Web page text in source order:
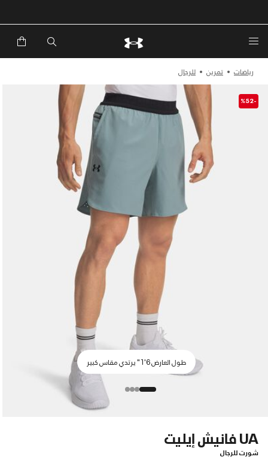
رياضات تمرين للرجال
-%52
طول العارض 6'1" يرتدي مقاس كبير
UA فانيش إيليت
شورت للرجال